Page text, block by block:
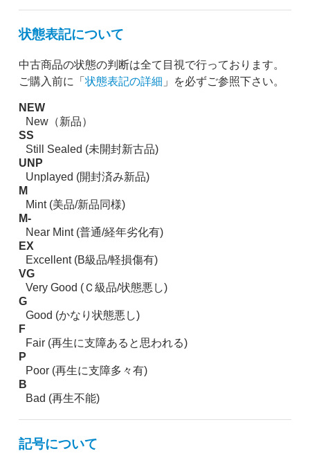
状態表記について
中古商品の状態の判断は全て目視で行っております。
ご購入前に「 状態表記の詳細 」を必ずご参照下さい。
NEW
New（新品）
SS
Still Sealed (未開封新古品)
UNP
Unplayed (開封済み新品)
M
Mint (美品/新品同様)
M-
Near Mint (普通/経年劣化有)
EX
Excellent (B級品/軽損傷有)
VG
Very Good (Ｃ級品/状態悪し)
G
Good (かなり状態悪し)
F
Fair (再生に支障あると思われる)
P
Poor (再生に支障多々有)
B
Bad (再生不能)
記号について